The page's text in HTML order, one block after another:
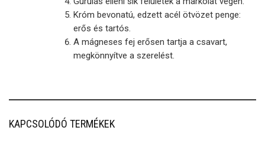
Króm bevonatú, edzett acél ötvözet penge:
erős és tartós.
A mágneses fej erősen tartja a csavart,
megkönnyítve a szerelést.
KAPCSOLÓDÓ TERMÉKEK